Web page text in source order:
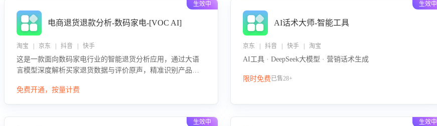
生效中
电商退货退款分析-数码家电-[VOC AI]
淘宝 | 京东 | 抖音 | 快手
这是一款面向数码家电行业的智能退货分析应用，通过大语
言模型深度解析买家退货数据与评价原声，精准识别产品质
改进建议，通过挖掘用户痛点驱动产品迭代，从根本上降低
免费开通，按量计费
生效中
AI话术大师-智能工具
京东 | 抖音 | 快手 | 淘宝
AI工具 · DeepSeek大模型 · 营销话术生成
限时免费已售28+
生效中 生效中